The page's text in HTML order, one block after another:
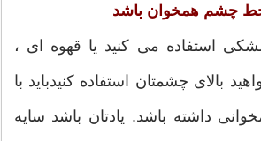
خط چشم همخوان باشد
استفاده می کنید یا قهوه ای ،
بالای چشمتان استفاده کنیدباید با
داشته باشد. یادتان باشد سایه